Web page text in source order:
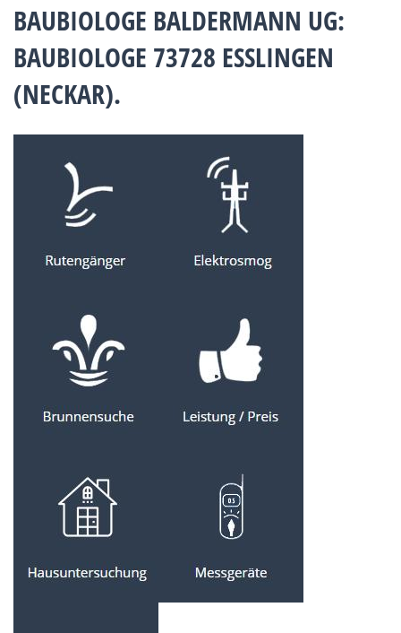
BAUBIOLOGE BALDERMANN UG:
BAUBIOLOGE 73728 ESSLINGEN
(NECKAR).